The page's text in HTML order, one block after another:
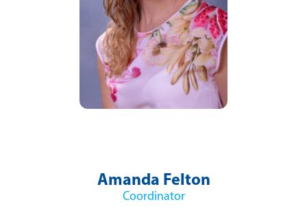
Amanda Felton
Coordinator